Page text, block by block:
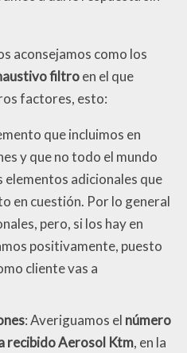
aconsejamos como los
filtroen el que
factores, esto:
que incluimos en
y que no todo el mundo
elementos adicionales que
en cuestión. Por lo general
pero, si los hay en
positivamente, puesto
cliente vas a
: Averiguamos el número
recibido Aerosol Ktm, en la